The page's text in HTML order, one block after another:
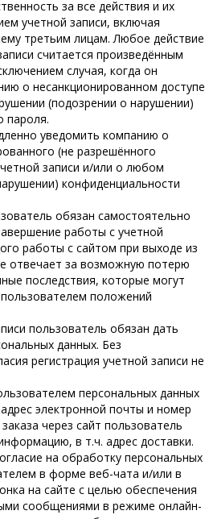
за все действия и их
учетной записи, включая
третьим лицам. Любое действие
считается произведённым
случая, когда он
о несанкционированном доступе
(подозрении о нарушении)
пароля.
уведомить компанию о
(не разрешённого
записи и/или о любом
конфиденциальности
обязан самостоятельно
работы с учетной
работы с сайтом при выходе из
отвечает за возможную потерю
последствия, которые могут
положений
пользователь обязан дать
данных. Без
регистрация учетной записи не
персональных данных
электронной почты и номер
через сайт пользователь
в т.ч. адрес доставки.
на обработку персональных
в форме веб-чата и/или в
на сайте с целью обеспечения
сообщениями в режиме онлайн-